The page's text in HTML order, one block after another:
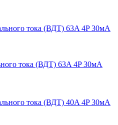
тока (ВДТ) 63A 4P 30мА